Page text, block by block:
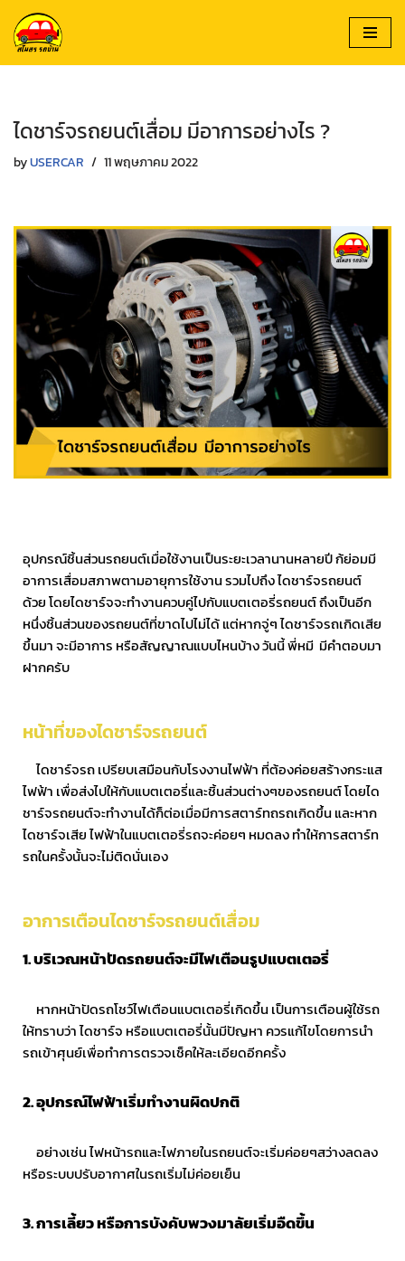
Skip
to
ไดชาร์จรถยนต์เสื่อม มีอาการอย่างไร ?
byUSERCAR 11 พฤษภาคม 2022
อุปกรณ์ชิ้นส่วนรถยนต์เมื่อใช้งานเป็นระยะเวลานานหลายปี ก้ย่อมมี
อาการเสื่อมสภาพตามอายุการใช้งาน รวมไปถึง ไดชาร์จรถยนต์
ด้วย โดยไดชาร์จจะทำงานควบคู่ไปกับแบตเตอรี่รถยนต์ ถึงเป็นอีก
หนึ่งชิ้นส่วนของรถยนต์ที่ขาดไปไม่ได้ แต่หากจู่ๆ ไดชาร์จรถเกิดเสีย
ขึ้นมา จะมีอาการ หรือสัญญาณแบบไหนบ้าง วันนี้ พี่หมี มีคำตอบมา
ฝากครับ
หน้าที่ของไดชาร์จรถยนต์
ไดชาร์จรถ เปรียบเสมือนกับโรงงานไฟฟ้า ที่ต้องค่อยสร้างกระแส
ไฟฟ้า เพื่อส่งไปให้กับแบตเตอรี่และชิ้นส่วนต่างๆของรถยนต์ โดยได
ชาร์จรถยนต์จะทำงานได้ก็ต่อเมื่อมีการสตาร์ทถรถเกิดขึ้น และหาก
ไดชาร์จเสีย ไฟฟ้าในแบตเตอรี่รถจะค่อยๆ หมดลง ทำให้การสตาร์ท
รถในครั้งนั้นจะไม่ติดนั่นเอง
อาการเตือนไดชาร์จรถยนต์เสื่อม
1.บริเวณหน้าปัดรถยนต์จะมีไฟเตือนรูปแบตเตอรี่
หากหน้าปัดรถโชว์ไฟเตือนแบตเตอรี่เกิดขึ้น เป็นการเตือนผู้ใช้รถ
ให้ทราบว่า ไดชาร์จ หรือแบตเตอรี่นั้นมีปัญหา ควรแก้ไขโดยการนำ
รถเข้าศุนย์เพื่อทำการตรวจเช็คให้ละเอียดอีกครั้ง
2.อุปกรณ์ไฟฟ้าเริ่มทำงานผิดปกติ
อย่างเช่น ไฟหน้ารถและไฟภายในรถยนต์จะเริ่มค่อยๆสว่างลดลง
หรือระบบปรับอากาศในรถเริ่มไม่ค่อยเย็น
3.การเลี้ยว หรือการบังคับพวงมาลัยเริ่มอืดขึ้น